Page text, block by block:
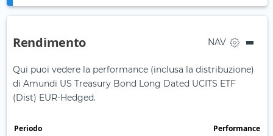
Rendimento NAV
Qui puoi vedere la performance (inclusa la distribuzione)
di Amundi US Treasury Bond Long Dated UCITS ETF
(Dist) EUR-Hedged.
Periodo Performance